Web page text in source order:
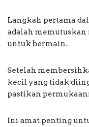
Langkah pertama
adalah
untuk bermain.
Setelah
kecil yang tidak
pastikan
Ini amat penting